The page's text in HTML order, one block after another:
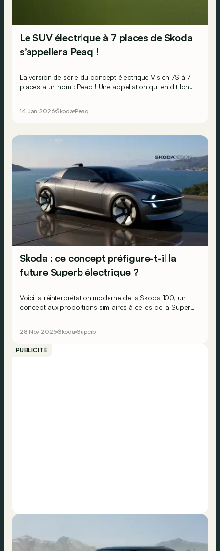
Le SUV électrique à 7 places de Skoda
s’appellera Peaq !
La version de série du concept électrique Vision 7S à 7
places a un nom : Peaq ! Une appellation qui en dit long
14 Jan 2026 Škoda Peaq
Skoda : ce concept préfigure-t-il la
future Superb électrique ?
Voici la réinterprétation moderne de la Skoda 100, un
concept aux proportions similaires à celles de la Superb
28 Nov 2025 Škoda Superb
PUBLICITÉ